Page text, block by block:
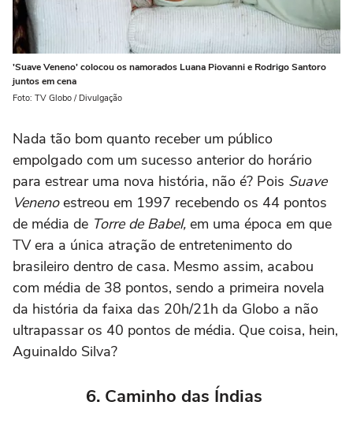
'Suave Veneno' colocou os namorados Luana Piovanni e Rodrigo Santoro
juntos em cena
Foto: TV Globo / Divulgação
Nada tão bom quanto receber um público
empolgado com um sucesso anterior do horário
para estrear uma nova história, não é? Pois Suave
Venenoestreou em 1997 recebendo os 44 pontos
de média de Torre de Babel, em uma época em que
TV era a única atração de entretenimento do
brasileiro dentro de casa. Mesmo assim, acabou
com média de 38 pontos, sendo a primeira novela
da história da faixa das 20h/21h da Globo a não
ultrapassar os 40 pontos de média. Que coisa, hein,
Aguinaldo Silva?
6. Caminho das Índias